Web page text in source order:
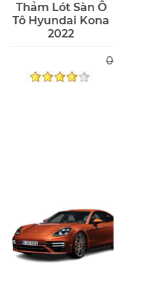
Thảm Lót Sàn Ô
Tô Hyundai Kona
2022
0